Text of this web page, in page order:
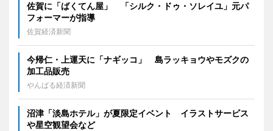
佐賀に「ばくてん屋」 「シルク・ドゥ・ソレイユ」元パ
フォーマーが指導
佐賀経済新聞
今帰仁・上運天に「ナギッコ」 島ラッキョウやモズクの
加工品販売
やんばる経済新聞
沼津「淡島ホテル」が夏限定イベント イラストサービス
や星空観望会など